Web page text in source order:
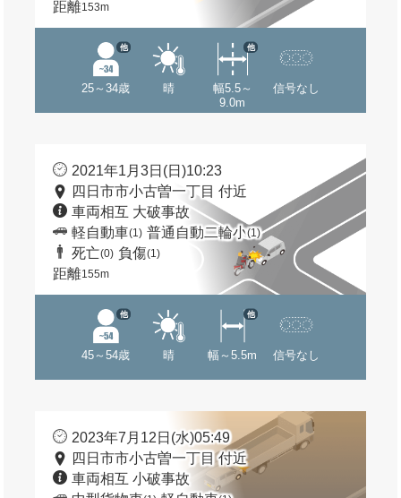
距離153m
25～34歳
他
晴
幅5.5～
9.0m
他
信号なし
2021年1月3日(日)10:23
四日市市小古曽一丁目 付近
車両相互 大破事故
軽自動車(1) 普通自動二輪小(1)
死亡(0) 負傷(1)
距離155m
45～54歳
他
晴 幅～5.5m
他
信号なし
2023年7月12日(水)05:49
四日市市小古曽一丁目 付近
車両相互 小破事故